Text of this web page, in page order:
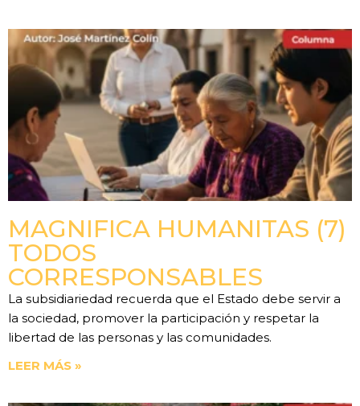
MAGNIFICA HUMANITAS (7)
TODOS
CORRESPONSABLES
La subsidiariedad recuerda que el Estado debe servir a
la sociedad, promover la participación y respetar la
libertad de las personas y las comunidades.
LEER MÁS »